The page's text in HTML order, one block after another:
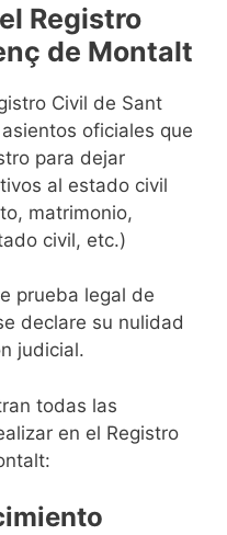
Registro
de Montalt
Civil de Sant
oficiales que
para dejar
al estado civil
matrimonio,
civil, etc.)
prueba legal de
declare su nulidad
judicial.
todas las
en el Registro